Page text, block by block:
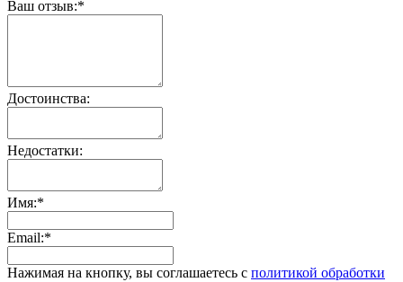
Ваш отзыв:*
Достоинства:
Недостатки:
Имя:*
Email:*
Нажимая на кнопку, вы соглашаетесь с политикой обработки